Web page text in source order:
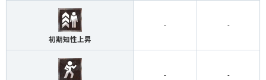
初期知性上昇
- -
- -